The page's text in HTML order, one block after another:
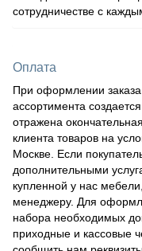
сотрудничестве с
Оплата
При оформлении
ассортимента
отражена
клиента товаров на
Москве. Если
дополнительными
купленной у нас
менеджеру. Для
набора необходимых
приходные и кассовые